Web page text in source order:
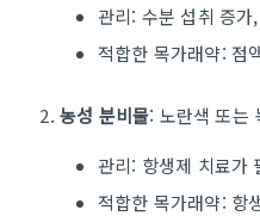
관리: 수분 섭취 증가
적합한 목가래약: 점
농성 분비물: 노란색 또는
관리: 항생제 치료가
적합한 목가래약: 항